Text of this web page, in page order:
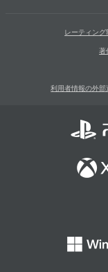
レーティング
著
利用者情報の外部